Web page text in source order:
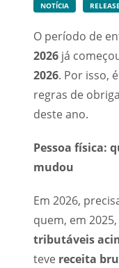
NOTÍCIA RELEASE
O período de
2026já
2026. Por isso,
regras de
deste ano.
Pessoa física:
mudou
Em 2026,
quem, em
tributáveis
teve receita